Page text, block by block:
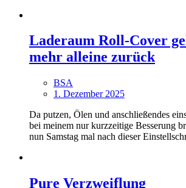
Laderaum Roll-Cover
mehr alleine zurück
BSA
1. Dezember 2025
Da putzen, Ölen und anschließendes
bei meinem nur kurzzeitige Besserung
nun Samstag mal nach dieser
Pure Verzweiflung